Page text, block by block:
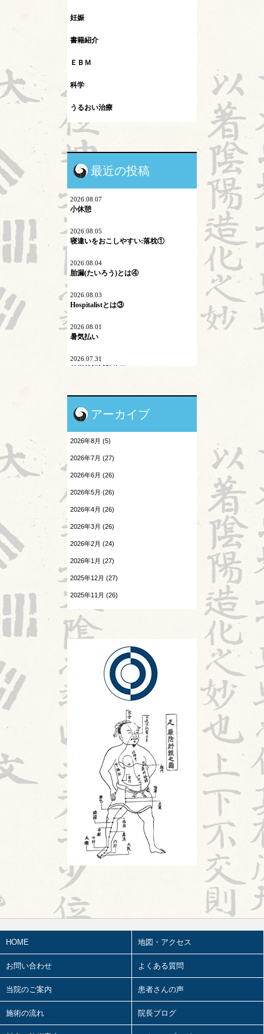
妊娠
書籍紹介
ＥＢＭ
科学
うるおい治療
インフルエンザ
カレント
シュタイナー教育
ネットワーク
マイコプラズマ肺炎
内因
不内外因
二十四節気
刺激量
地震酔い
小児と鍼灸
森のようちえん
温病
熱と治療
痺証
神
鍼灸教育について
最近の投稿
2026.08.07
小休憩
2026.08.05
寝違いをおこしやすい:落枕①
2026.08.04
胎漏(たいろう)とは④
2026.08.03
Hospitalistとは③
2026.08.01
暑気払い
2026.07.31
2026.07.29
頭が痛い③
2026.07.28
Hospitalistとは②
酷暑
感覚の変化
2026.07.23
陰陽学説⑧
2026.07.22
頭が痛い②
胎漏(たいろう)とは②
Hospitalistとは①
2026.07.16
陰陽学説⑦
2026.07.15
頭が痛い①
2026.07.14
胎漏(たいろう)とは①
2026.07.13
鍼治療の臨床試験における標準化と柔
2026.07.11
2026前期試験
アーカイブ
2026年8月 (5)
2026年7月 (27)
2026年6月 (26)
2026年5月 (26)
2026年4月 (26)
2026年3月 (26)
2026年2月 (24)
2026年1月 (27)
2025年12月 (27)
2025年11月 (26)
2025年10月 (26)
2025年9月 (25)
HOME 地図・アクセス
お問い合わせ よくある質問
当院のご案内 患者さんの声
施術の流れ 院長ブログ